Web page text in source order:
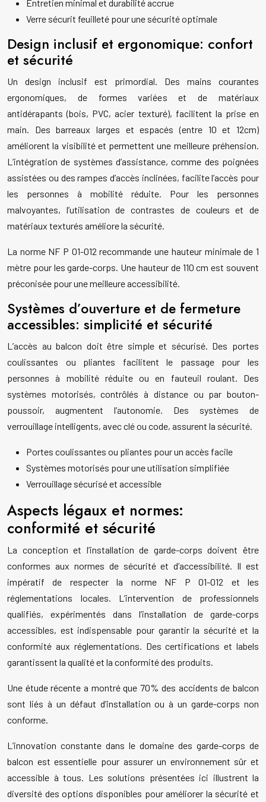
Entretien minimal et durabilité accrue
Verre sécurit feuilleté pour une sécurité optimale
Design inclusif et ergonomique: confort
et sécurité
Un design inclusif est primordial. Des mains courantes
ergonomiques, de formes variées et de matériaux
antidérapants (bois, PVC, acier texturé), facilitent la prise en
main. Des barreaux larges et espacés (entre 10 et 12cm)
améliorent la visibilité et permettent une meilleure préhension.
L’intégration de systèmes d’assistance, comme des poignées
assistées ou des rampes d’accès inclinées, facilite l’accès pour
les personnes à mobilité réduite. Pour les personnes
malvoyantes, l’utilisation de contrastes de couleurs et de
matériaux texturés améliore la sécurité.
La norme NF P 01-012 recommande une hauteur minimale de 1
mètre pour les garde-corps. Une hauteur de 110 cm est souvent
préconisée pour une meilleure accessibilité.
Systèmes d’ouverture et de fermeture
accessibles: simplicité et sécurité
L’accès au balcon doit être simple et sécurisé. Des portes
coulissantes ou pliantes facilitent le passage pour les
personnes à mobilité réduite ou en fauteuil roulant. Des
systèmes motorisés, contrôlés à distance ou par bouton-
poussoir, augmentent l’autonomie. Des systèmes de
verrouillage intelligents, avec clé ou code, assurent la sécurité.
Portes coulissantes ou pliantes pour un accès facile
Systèmes motorisés pour une utilisation simplifiée
Verrouillage sécurisé et accessible
Aspects légaux et normes:
conformité et sécurité
La conception et l’installation de garde-corps doivent être
conformes aux normes de sécurité et d’accessibilité. Il est
impératif de respecter la norme NF P 01-012 et les
réglementations locales. L’intervention de professionnels
qualifiés, expérimentés dans l’installation de garde-corps
accessibles, est indispensable pour garantir la sécurité et la
conformité aux réglementations. Des certifications et labels
garantissent la qualité et la conformité des produits.
Une étude récente a montré que 70% des accidents de balcon
sont liés à un défaut d’installation ou à un garde-corps non
conforme.
L’innovation constante dans le domaine des garde-corps de
balcon est essentielle pour assurer un environnement sûr et
accessible à tous. Les solutions présentées ici illustrent la
diversité des options disponibles pour améliorer la sécurité et